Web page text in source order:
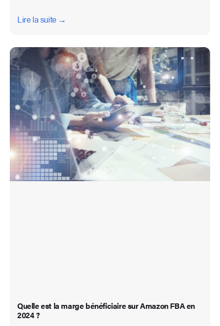
Lire la suite →
Quelle est la marge bénéficiaire sur Amazon FBA en
2024 ?